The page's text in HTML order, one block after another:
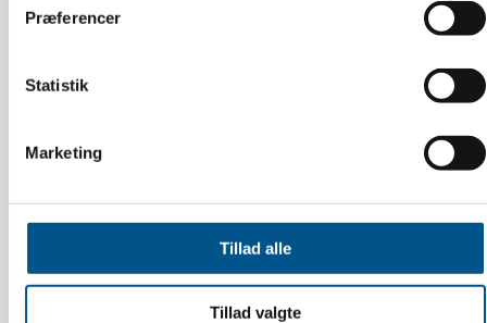
Præferencer
Statistik
Marketing
Tillad alle
Tillad valgte